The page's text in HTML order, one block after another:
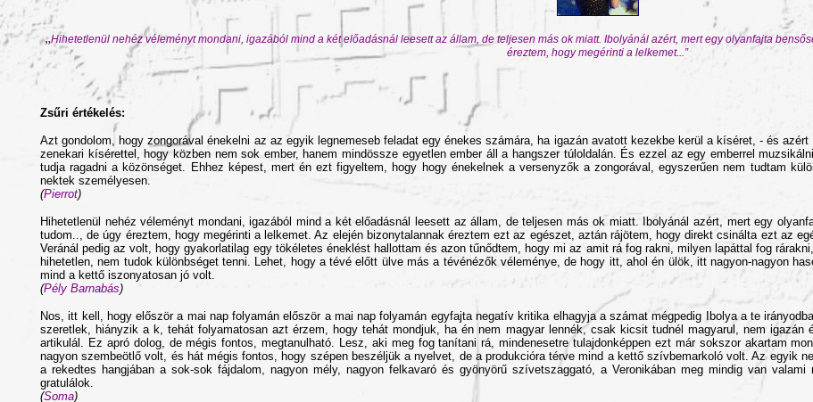
„Hihetetlenül nehéz véleményt mondani, igazából mind a két előadásnál leesett az állam, de teljesen más ok miatt. Ibolyánál azért, mert egy olyanfajta
éreztem, hogy megérinti a lelkemet...”
Zsűri értékelés:
Azt gondolom, hogy zongorával énekelni az az egyik legnemeseb feladat egy énekes számára, ha igazán avatott kezekbe kerül a kíséret, - és
zenekari kísérettel, hogy közben nem sok ember, hanem mindössze egyetlen ember áll a hangszer túloldalán. És ezzel az egy emberrel
tudja ragadni a közönséget. Ehhez képest, mert én ezt figyeltem, hogy hogy énekelnek a versenyzők a zongorával, egyszerűen nem tudtam
nektek személyesen.
(Pierrot)
Hihetetlenül nehéz véleményt mondani, igazából mind a két előadásnál leesett az állam, de teljesen más ok miatt. Ibolyánál azért, mert egy
tudom.., de úgy éreztem, hogy megérinti a lelkemet. Az elején bizonytalannak éreztem ezt az egészet, aztán rájötem, hogy direkt csinálta ezt az
Veránál pedig az volt, hogy gyakorlatilag egy tökéletes éneklést hallottam és azon tűnődtem, hogy mi az amit rá fog rakni, milyen lapáttal fog
hihetetlen, nem tudok különbséget tenni. Lehet, hogy a tévé előtt ülve más a tévénézők véleménye, de hogy itt, ahol én ülök, itt nagyon-nagyon
mind a kettő iszonyatosan jó volt.
(Pély Barnabás)
Nos, itt kell, hogy először a mai nap folyamán először a mai nap folyamán egyfajta negatív kritika elhagyja a számat mégpedig Ibolya a te
szeretlek, hiányzik a k, tehát folyamatosan azt érzem, hogy tehát mondjuk, ha én nem magyar lennék, csak kicsit tudnél magyarul, nem igazán
artikulál. Ez apró dolog, de mégis fontos, megtanulható. Lesz, aki meg fog tanítani rá, mindenesetre tulajdonképpen ezt már sokszor akartam
nagyon szembeötlő volt, és hát mégis fontos, hogy szépen beszéljük a nyelvet, de a produkcióra térve mind a kettő szívbemarkoló volt. Az egyik
a rekedtes hangjában a sok-sok fájdalom, nagyon mély, nagyon felkavaró és gyönyörű szívetszaggató, a Veronikában meg mindig van
gratulálok.
(Soma)